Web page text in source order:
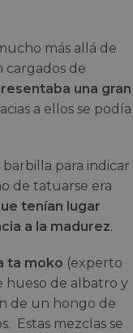
más allá de
cargados de
una gran
a ellos se podía
para indicar
de tatuarse era
tenían lugar
a la madurez.
ta moko (experto
hueso de albatro y
de un hongo de
Estas mezclas se